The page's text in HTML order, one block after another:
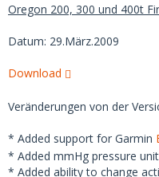
Oregon 200, 300 und 400t
Datum: 29.März.2009
Download
Veränderungen von der
* Added support for Garmin
* Added mmHg pressure
* Added ability to change